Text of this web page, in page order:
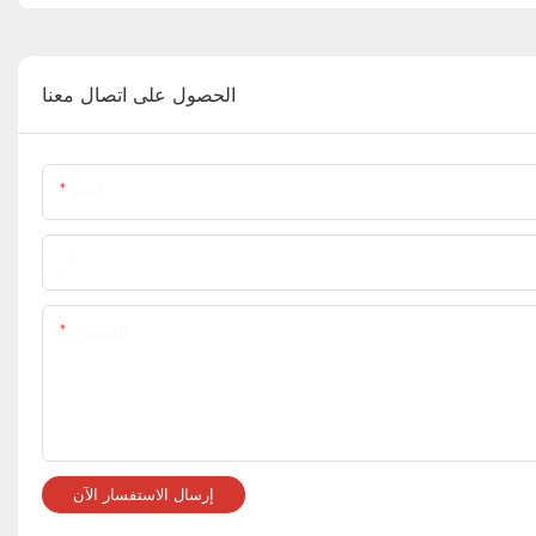
الحصول على اتصال معنا
إرسال الاستفسار الآن